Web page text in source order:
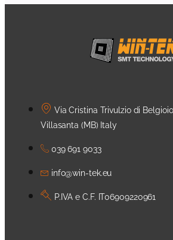
Via Cristina Trivulzio di
Villasanta (MB) Italy
039 691 9033
info@win-tek.eu
P.IVA e C.F. IT06909220961